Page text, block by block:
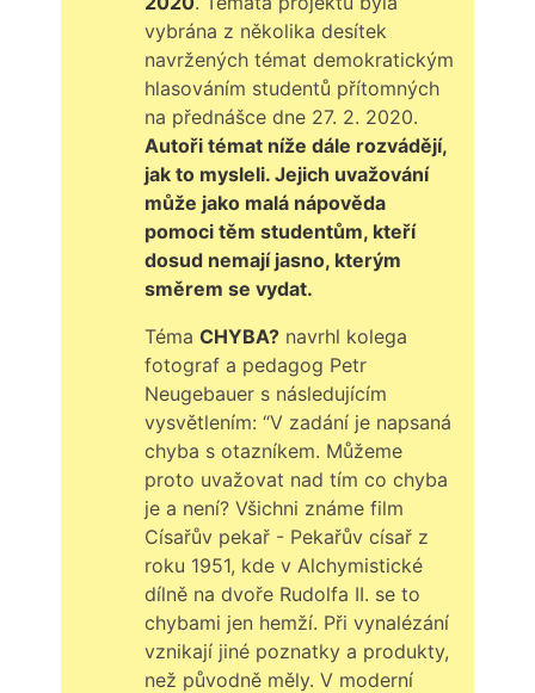
vybrána z několika desítek
navržených témat demokratickým
hlasováním studentů přítomných
na přednášce dne 27. 2. 2020.
Autoři témat níže dále rozvádějí,
jak to mysleli. Jejich uvažování
může jako malá nápověda
pomoci těm studentům, kteří
dosud nemají jasno, kterým
směrem se vydat.
TémaCHYBA? navrhl kolega
fotograf a pedagog Petr
Neugebauer s následujícím
vysvětlením: “V zadání je napsaná
chyba s otazníkem. Můžeme
proto uvažovat nad tím co chyba
je a není? Všichni známe film
Císařův pekař - Pekařův císař z
roku 1951, kde v Alchymistické
dílně na dvoře Rudolfa II. se to
chybami jen hemží. Při vynalézání
vznikají jiné poznatky a produkty,
než původně měly. V moderní